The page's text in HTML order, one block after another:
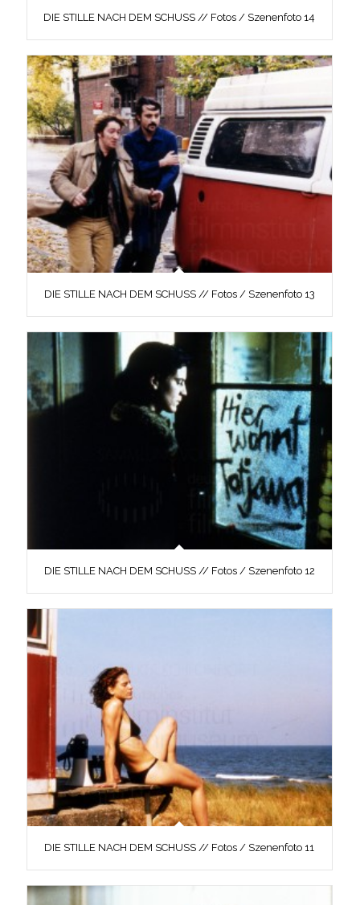
DIE STILLE NACH DEM SCHUSS // Fotos / Szenenfoto 14
DIE STILLE NACH DEM SCHUSS // Fotos / Szenenfoto 13
DIE STILLE NACH DEM SCHUSS // Fotos / Szenenfoto 12
DIE STILLE NACH DEM SCHUSS // Fotos / Szenenfoto 11